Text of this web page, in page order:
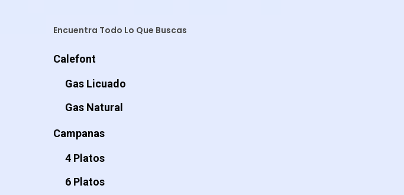
Encuentra Todo Lo Que Buscas
Calefont
Gas Licuado
Gas Natural
Campanas
4 Platos
6 Platos